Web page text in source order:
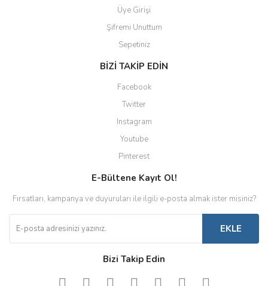
Üye Girişi
Şifremi Unuttum
Sepetiniz
BİZİ TAKİP EDİN
Facebook
Twitter
Instagram
Youtube
Pinterest
E-Bültene Kayıt Ol!
Fırsatları, kampanya ve duyuruları ile ilgili e-posta almak ister misiniz?
EKLE
Bizi Takip Edin